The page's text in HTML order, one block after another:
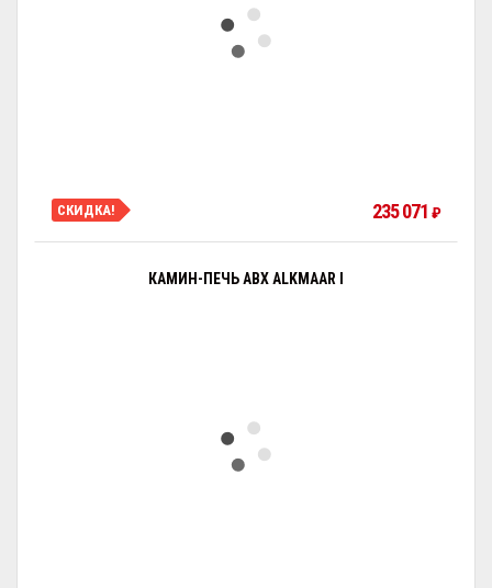
СКИДКА! 235 071 ₽
КАМИН-ПЕЧЬ ABX ALKMAAR I